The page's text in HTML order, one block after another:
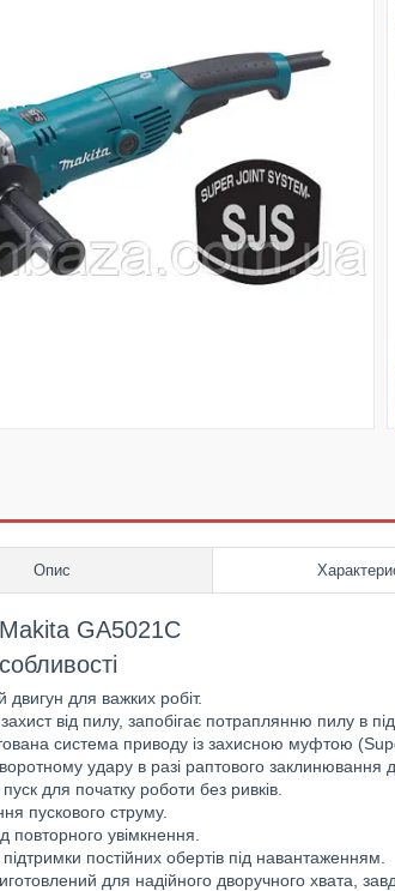
Опис
GA5021C
двигун для важких робіт.
від пилу, запобігає потраплянню пилу в
система приводу із захисною муфтою
удару в разі раптового заклинювання
для початку роботи без ривків.
пускового струму.
повторного увімкнення.
постійних обертів під навантаженням.
для надійного дворучного хвата,